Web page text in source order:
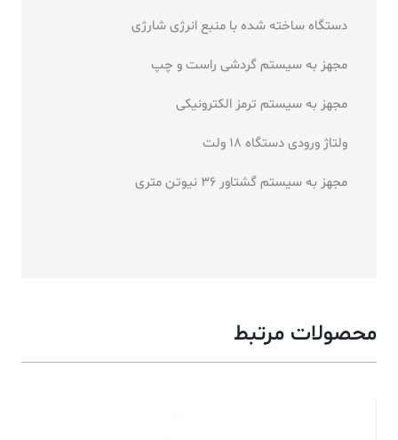
دستگاه ساخته شده با منبع انرژی شارژی
مجهز به سیستم گردشی راست و چپ
مجهز به سیستم ترمز الکترونیکی
ولتاژ ورودی دستگاه 18 ولت
مجهز به سیستم گشتاور 36 نیوتن متری
محصولات مرتبط